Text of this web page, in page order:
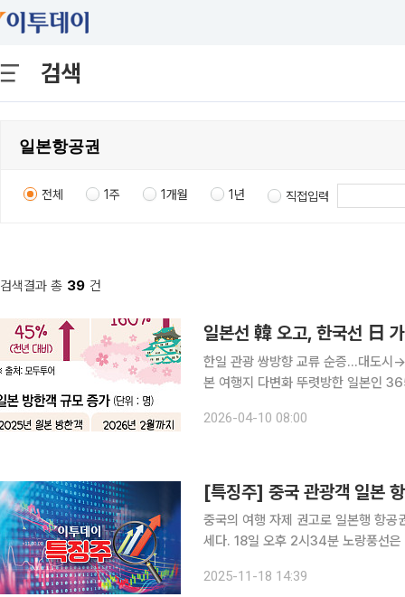
검색
전체 1주 1개월 1년 직접입력
검색결과 총 39 건
일본선 韓 오고, 한국선 日
한일 관광 쌍방향 교류 순증…대도시
본 여행지 다변화 뚜렷방한 일본인 365만
관광 교류가 동반 상승하는 모습이다.
2026-04-10 08:00
중국의 여행 자제 권고로 일본행 항공
세다. 18일 오후 2시34분 노랑풍선은 전거래일 대비 26.69% 오른 6360원에 거래되고 있다. 참
중국의 여행 자제 권고로 일본행 항
2025-11-18 14:39